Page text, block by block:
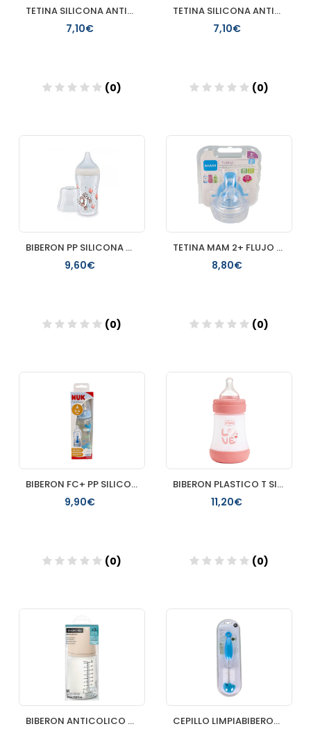
TETINA SILICONA ANTICOLICO NUK PERFECT MATCH FLUJO S 2 UNIDA
7,10€
(0)
TETINA SILICONA ANTICOLICO NUK PERFECT MATCH FLOW CONTROL 2
7,10€
(0)
Añadir
BIBERON PP SILICONA NUK PERFECT MATCH FLUJO M 1 UNIDAD 260 M
9,60€
(0)
TETINA MAM 2+ FLUJO MEDIO 2 AGUJEROS
8,80€
(0)
Añadir
BIBERON FC+ PP SILICONA NUK FIRST CHOICE+ 1 M 1 UNIDAD 300 M
9,90€
(0)
BIBERON PLASTICO T SILICONA CHICCO PERFECT5 ROSA 0M+ FLUJO L
11,20€
(0)
Añadir
BIBERON ANTICOLICO T SILICONA SUAVINEX + 3 MESES 1 ENVASE 27 CEPILLO LIMPIABIBERON SUAVINEX DUO